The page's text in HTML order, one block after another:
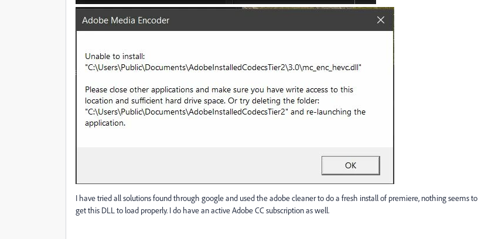
I have tried all solutions found through google and used the adobe cleaner to do a fresh install of premiere, nothing seems to
get this DLL to load properly. I do have an active Adobe CC subscription as well.